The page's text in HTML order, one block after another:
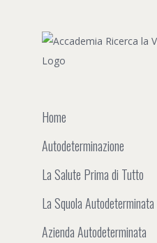
Home
Autodeterminazione
La Salute Prima di Tutto
La Squola Autodeterminata
Azienda Autodeterminata